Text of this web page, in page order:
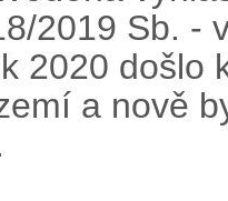
2019 Sb. -
2020 došlo
a nově